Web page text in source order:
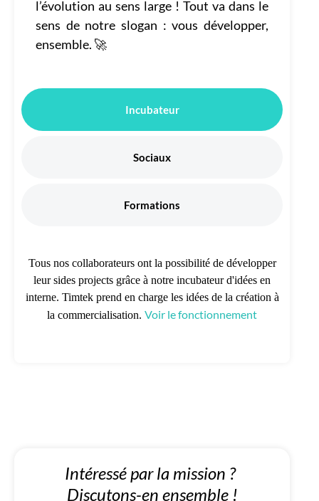
l’évolution au sens large ! Tout va dans le
sens de notre slogan : vous développer,
ensemble. 🚀
Incubateur
Sociaux
Formations
Tous nos collaborateurs ont la possibilité de développer
leur sides projects grâce à notre incubateur d'idées en
interne. Timtek prend en charge les idées de la création à
la commercialisation.Voir le fonctionnement
Intéressé par la mission ?
Discutons-en ensemble !